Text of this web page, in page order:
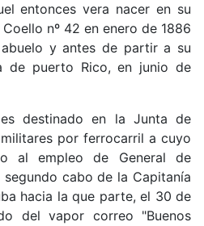
entonces vera nacer en su
nº 42 en enero de 1886
y antes de partir a su
de puerto Rico, en junio de
destinado en la Junta de
por ferrocarril a cuyo
al empleo de General de
cabo de la Capitanía
hacia la que parte, el 30 de
del vapor correo "Buenos